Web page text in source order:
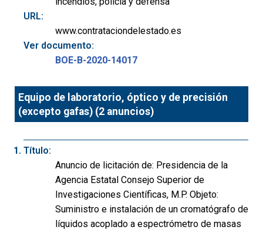
URL:
www.contrataciondelestado.es
Ver documento:
BOE-B-2020-14017
Equipo de laboratorio, óptico y de precisión
(excepto gafas) (2 anuncios)
Título:
Anuncio de licitación de: Presidencia de la
Agencia Estatal Consejo Superior de
Investigaciones Científicas, M.P. Objeto:
Suministro e instalación de un cromatógrafo de
líquidos acoplado a espectrómetro de masas